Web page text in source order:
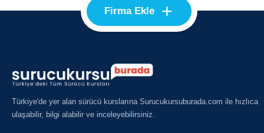
Firma Ekle +
Türkiye'de yer alan sürücü kurslarına Surucukursuburada.com ile hızlıca
ulaşabilir, bilgi alabilir ve inceleyebilirsiniz.